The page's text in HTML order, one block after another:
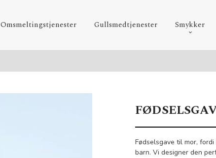
Omsmeltingstjenester Gullsmedtjenester Smykker
Fødselsgave til mor,
barn. Vi designer den